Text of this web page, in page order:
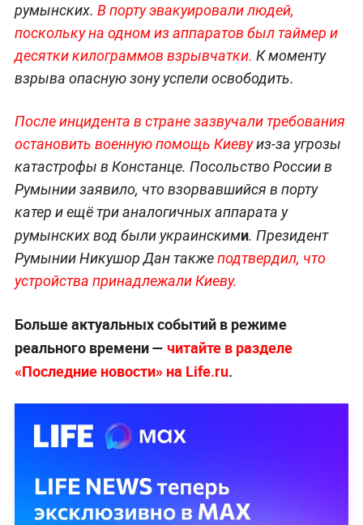
румынских. В порту эвакуировали людей,
поскольку на одном из аппаратов был таймер и
десятки килограммов взрывчатки. К моменту
взрыва опасную зону успели освободить.
После инцидента в стране зазвучали требования
остановить военную помощь Киевуиз-за угрозы
катастрофы в Констанце. Посольство России в
Румынии заявило, что взорвавшийся в порту
катер и ещё три аналогичных аппарата у
румынских вод были украинскими. Президент
Румынии Никушор Дан такжеподтвердил, что
устройства принадлежали Киеву.
Больше актуальных событий в режиме
реального времени — читайте в разделе
«Последние новости» на Life.ru.